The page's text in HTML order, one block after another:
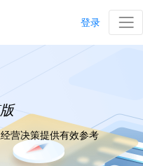
登录
营决策提供有效参考